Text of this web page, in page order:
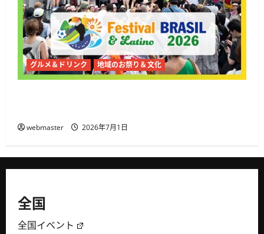
グルメ＆ドリンク 地域のお祭り＆文化
webmaster 2026年7月1日
全国
全国イベント